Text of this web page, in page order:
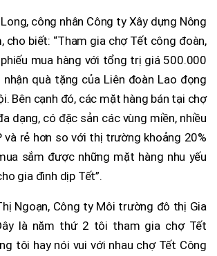
công nhân Công ty Xây dựng Nông
cho biết: “Tham gia chợ Tết công đoàn,
mua hàng với tổng trị giá 500.000
quà tặng của Liên đoàn Lao đọng
Bên cạnh đó, các mặt hàng bán tại chợ
dạng, có đặc sản các vùng miền, nhiều
và rẻ hơn so với thị trường khoảng 20%
sắm được những mặt hàng nhu yếu
gia đình dịp Tết”.
Ngoạn, Công ty Môi trường đô thị Gia
là năm thứ 2 tôi tham gia chợ Tết
tôi hay nói vui với nhau chợ Tết Công